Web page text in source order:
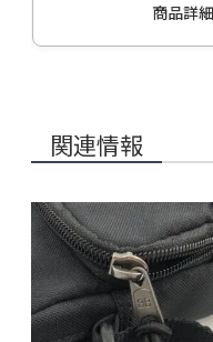
商品詳
関連情報